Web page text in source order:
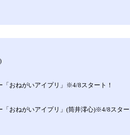
おねがいアイプリ」※4/8スタート！
おねがいアイプリ」(筒井澪心)※4/8スター